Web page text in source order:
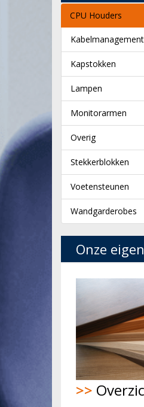
CPU Houders
Kabelmanagement
Kapstokken
Lampen
Monitorarmen
Overig
Stekkerblokken
Voetensteunen
Wandgarderobes
Onze
>>